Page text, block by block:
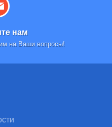
нам
на Ваши вопросы!